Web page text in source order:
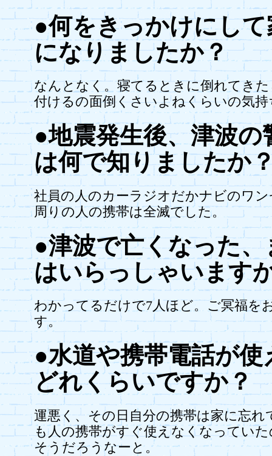
●何をきっかけにし
になりましたか？
なんとなく。寝てるときに倒れてき
付けるの面倒くさいよねくらいの気持
●地震発生後、津波
は何で知りましたか
社員の人のカーラジオだかナビのワ
周りの人の携帯は全滅でした。
●津波で亡くなった
はいらっしゃいます
わかってるだけで7人ほど。ご冥福を
す。
●水道や携帯電話が
どれくらいですか？
運悪く、その日自分の携帯は家に忘れ
も人の携帯がすぐ使えなくなってい
そうだろうなーと。